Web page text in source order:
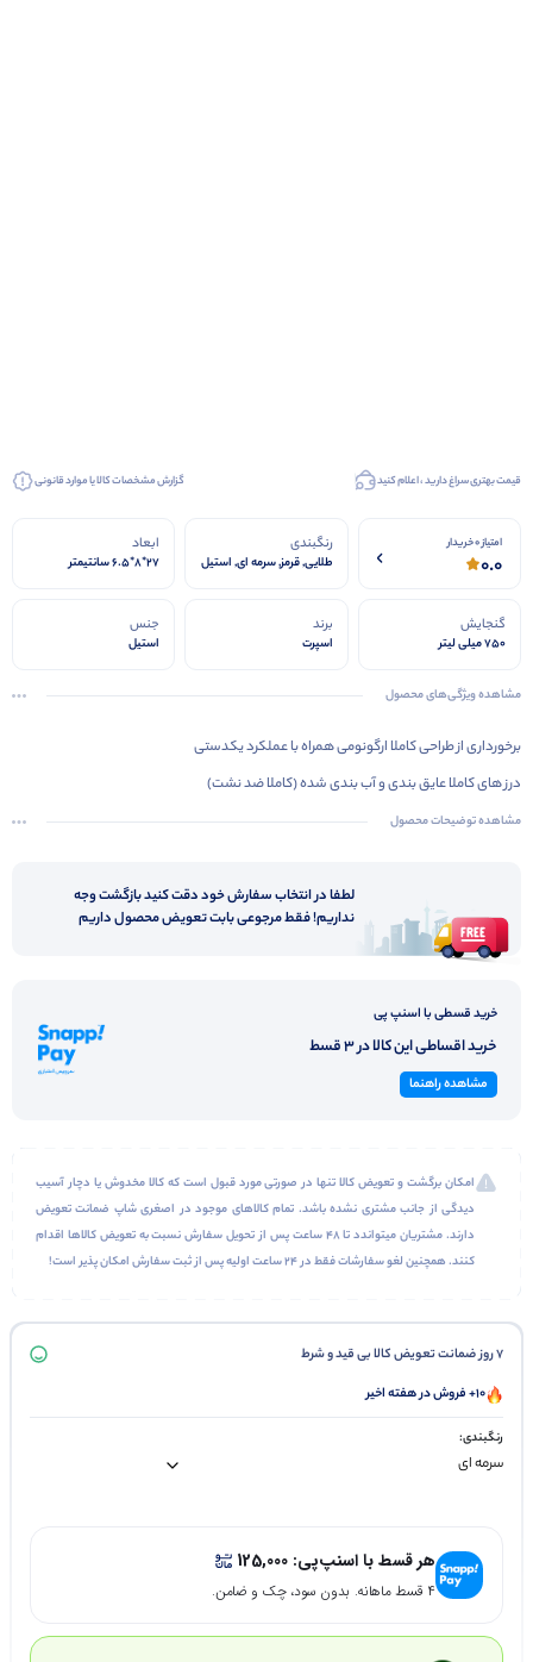
قیمت بهتری سراغ دارید ، اعلام کنید گزارش مشخصات کالا یا موارد قانونی
امتیاز 0 خریدار
0.0
رنگبندی
طلایی, قرمز, سرمه ای, استیل
ابعاد
27*8*6.5 سانتیمتر
گنجایش
750 میلی لیتر
برند
اسپرت
جنس
استیل
مشاهده ویژگی‌های محصول
برخورداری از طراحی کاملا ارگونومی همراه با عملکرد یکدستی
درز های کاملا عایق بندی و آب بندی شده (کاملا ضد نشت)
مناسب جهت استفاده در کوهنوردی، طبیعت‌گردی، سفر و تمامی فعالیت های خارج از منزل
مشاهده توضیحات محصول
لطفا در انتخاب سفارش خود دقت کنید بازگشت وجه
نداریم! فقط مرجوعی بابت تعویض محصول داریم
خرید قسطی با اسنپ پی
خرید اقساطی این کالا در 3 قسط
مشاهده راهنما
امکان برگشت و تعویض کالا تنها در صورتی مورد قبول است که کالا مخدوش یا دچار آسیب
دیدگی از جانب مشتری نشده باشد. تمام کالاهای موجود در اصغری شاپ ضمانت تعویض
دارند. مشتریان میتواندد تا 48 ساعت پس از تحویل سفارش نسبت به تعویض کالاها اقدام
کنند. همچنین لغو سفارشات فقط در 24 ساعت اولیه پس از ثبت سفارش امکان پذیر است!
7 روز ضمانت تعویض کالا بی قید و شرط
10+ فروش در هفته اخیر
رنگبندی:
هر قسط با اسنپ‌پی: 125,000
۴ قسط ماهانه. بدون سود، چک و ضامن.